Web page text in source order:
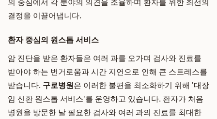
결정을 이끌어냅니다.
환자 중심의 원스톱 서비스
암 진단을 받은 환자들은 여러 과를 오가며 검사와 진료를
받아야 하는 번거로움과 시간 지연으로 인해 큰 스트레스를
받습니다. 구로병원은 이러한 불편을 최소화하기 위해 '대장
암 신환 원스톱 서비스'를 운영하고 있습니다. 환자가 처음
병원을 방문한 날 필요한 검사와 여러 과의 진료를 최대한